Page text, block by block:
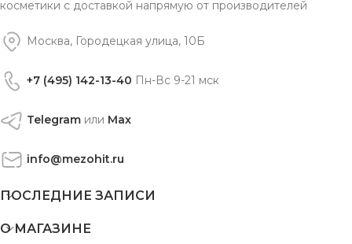
косметики с доставкой напрямую от производителей
Москва, Городецкая улица, 10Б
+7 (495) 142-13-40 Пн-Вс 9-21 мск
Telegram или Max
info@mezohit.ru
ПОСЛЕДНИЕ ЗАПИСИ
О МАГАЗИНЕ